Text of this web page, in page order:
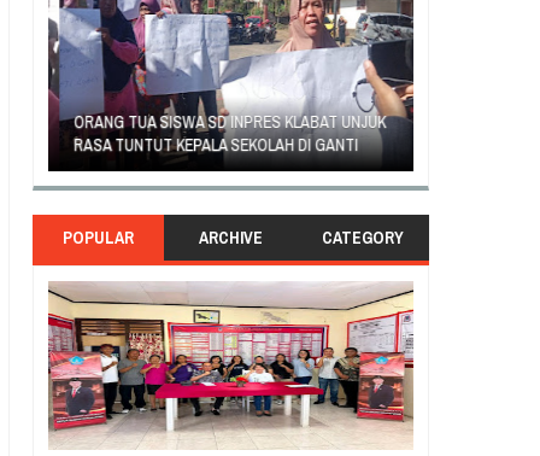
ORANG TUA SISWA SD INPRES KLABAT UNJUK
RASA TUNTUT KEPALA SEKOLAH DI GANTI
POPULAR ARCHIVE CATEGORY